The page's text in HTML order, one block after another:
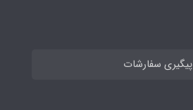
پیگیری سفارشات